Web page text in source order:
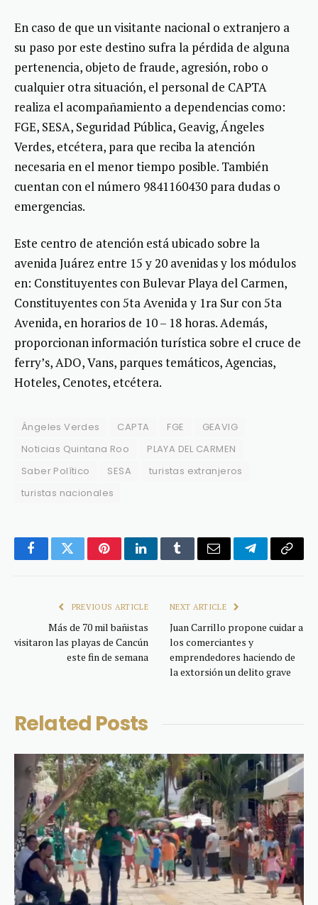
En caso de que un visitante nacional o extranjero a
su paso por este destino sufra la pérdida de alguna
pertenencia, objeto de fraude, agresión, robo o
cualquier otra situación, el personal de CAPTA
realiza el acompañamiento a dependencias como:
FGE, SESA, Seguridad Pública, Geavig, Ángeles
Verdes, etcétera, para que reciba la atención
necesaria en el menor tiempo posible. También
cuentan con el número 9841160430 para dudas o
emergencias.
Este centro de atención está ubicado sobre la
avenida Juárez entre 15 y 20 avenidas y los módulos
en: Constituyentes con Bulevar Playa del Carmen,
Constituyentes con 5ta Avenida y 1ra Sur con 5ta
Avenida, en horarios de 10 – 18 horas. Además,
proporcionan información turística sobre el cruce de
ferry’s, ADO, Vans, parques temáticos, Agencias,
Hoteles, Cenotes, etcétera.
Ángeles Verdes CAPTA FGE
GEAVIG
Noticias Quintana Roo
PLAYA DEL CARMEN
Saber Político
SESA
turistas extranjeros
turistas nacionales
FacebookTwitterPinterestLinkedInTumblrEmail TelegramCopy
PREVIOUS ARTICLE
Más de 70 mil bañistas
visitaron las playas de Cancún
este fin de semana
NEXT ARTICLE
Juan Carrillo propone cuidar a
los comerciantes y
emprendedores haciendo de
la extorsión un delito grave
Related Posts